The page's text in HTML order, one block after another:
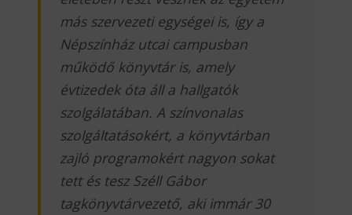
más szervezeti egységei is, így a
Népszínház utcai campusban
működő könyvtár is, amely
évtizedek óta áll a hallgatók
szolgálatában. A színvonalas
szolgáltatásokért, a könyvtárban
zajló programokért nagyon sokat
tett és tesz Széll Gábor
tagkönyvtárvezető, aki immár 30